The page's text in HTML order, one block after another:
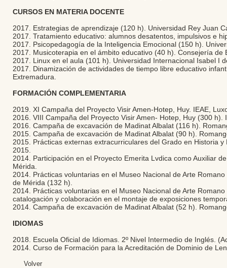
CURSOS EN MATERIA DOCENTE
2017. Estrategias de aprendizaje (120 h). Universidad Rey Juan
2017. Tratamiento educativo: alumnos desatentos, impulsivos e
2017. Psicopedagogía de la Inteligencia Emocional (150 h).
2017. Musicoterapia en el ámbito educativo (40 h). Consejería
2017. Linux en el aula (101 h). Universidad Internacional Isabel I
2017. Dinamización de actividades de tiempo libre educativo
Extremadura.
FORMACIÓN COMPLEMENTARIA
2019. XI Campaña del Proyecto Visir Amen-Hotep, Huy. IEAE,
2016. VIII Campaña del Proyecto Visir Amen- Hotep, Huy (300 h).
2016. Campaña de excavación de Madinat Albalat (116 h).
2015. Campaña de excavación de Madinat Albalat (90 h).
2015. Prácticas externas extracurriculares del Grado en Historia
2015.
2014. Participación en el Proyecto Emerita Lvdica como Auxiliar
Mérida.
2014. Prácticas voluntarias en el Museo Nacional de Arte
de Mérida (132 h).
2014. Prácticas voluntarias en el Museo Nacional de Arte
catalogación y colaboración en el montaje de exposiciones
2014. Campaña de excavación de Madinat Albalat (52 h).
IDIOMAS
2018. Escuela Oficial de Idiomas. 2º Nivel Intermedio de Inglés.
2014. Curso de Formación para la Acreditación de Dominio de
Volver